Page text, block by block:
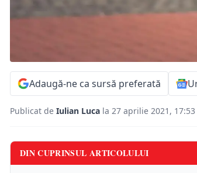
Adaugă-ne ca sursă preferată
Publicat de Iulian Luca la 27 aprilie 2021, 17:53
DIN CUPRINSUL ARTICOLULUI